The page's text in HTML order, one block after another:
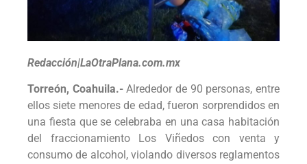
Redacción|LaOtraPlana.com.mx
Torreón, Coahuila.-Alrededor de 90 personas, entre
ellos siete menores de edad, fueron sorprendidos en
una fiesta que se celebraba en una casa habitación
del fraccionamiento Los Viñedos con venta y
consumo de alcohol, violando diversos reglamentos